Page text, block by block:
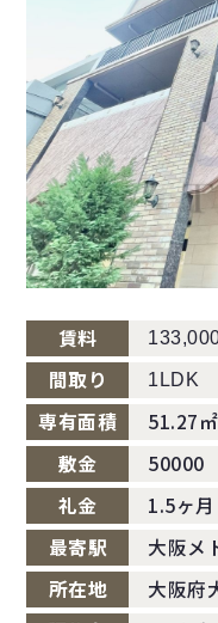
賃料
間取り
1LDK
専有面積
51.27㎡
敷金
50000
礼金
1.5ヶ月
最寄駅
大阪メ
所在地
大阪府